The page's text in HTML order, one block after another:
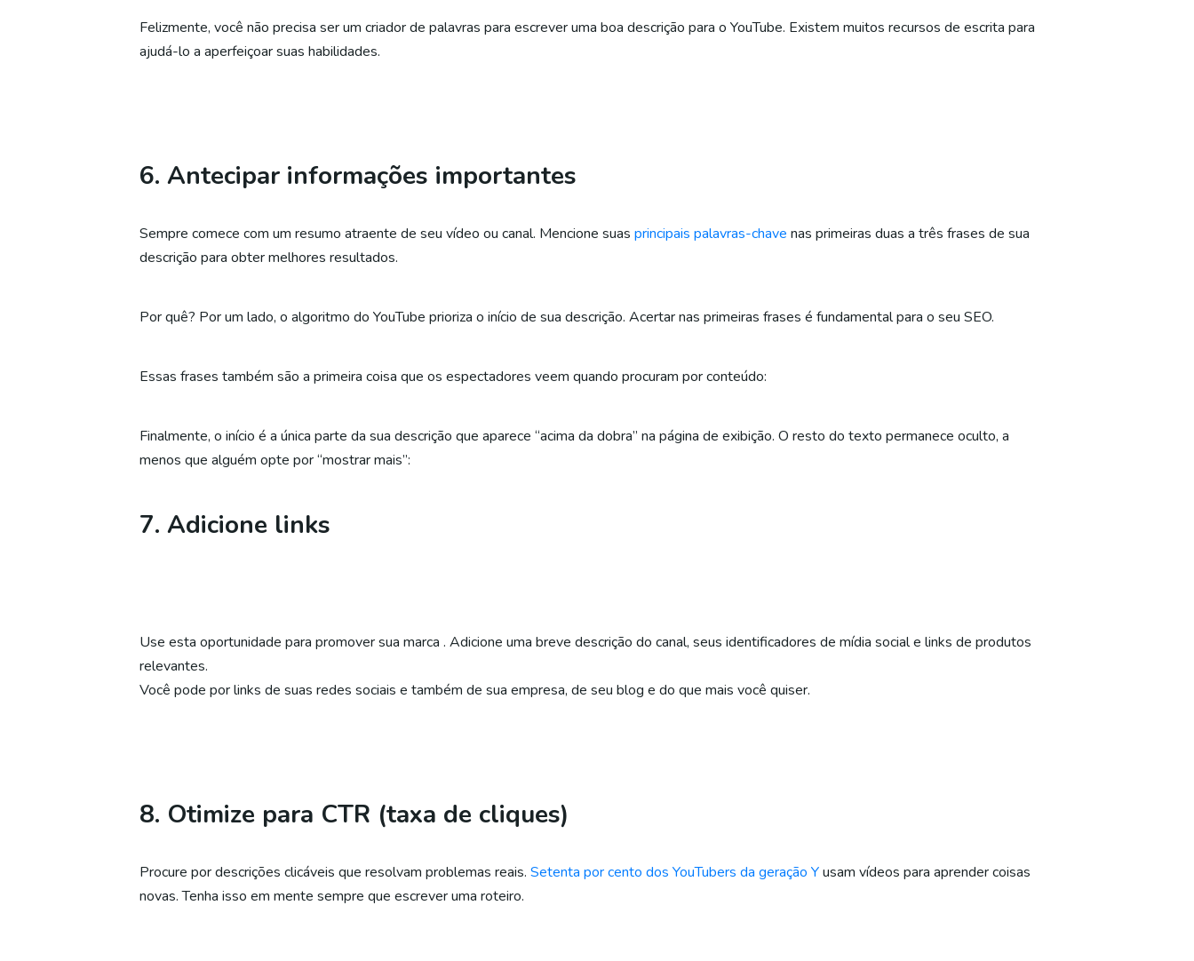
Felizmente, você não precisa ser um criador de palavras para escrever uma boa descrição para o YouTube. Existem muitos recursos de escrita para
ajudá-lo a aperfeiçoar suas habilidades.
6. Antecipar informações importantes
Sempre comece com um resumo atraente de seu vídeo ou canal. Mencione suas principais palavras-chave nas primeiras duas a três frases de sua
descrição para obter melhores resultados.
Por quê? Por um lado, o algoritmo do YouTube prioriza o início de sua descrição. Acertar nas primeiras frases é fundamental para o seu SEO.
Essas frases também são a primeira coisa que os espectadores veem quando procuram por conteúdo:
Finalmente, o início é a única parte da sua descrição que aparece “acima da dobra” na página de exibição. O resto do texto permanece oculto, a
menos que alguém opte por “mostrar mais”:
7. Adicione links
Use esta oportunidade para promover sua marca . Adicione uma breve descrição do canal, seus identificadores de mídia social e links de produtos
relevantes.
Você pode por links de suas redes sociais e também de sua empresa, de seu blog e do que mais você quiser.
8. Otimize para CTR (taxa de cliques)
Procure por descrições clicáveis ​​que resolvam problemas reais. Setenta por cento dos YouTubers da geração Yusam vídeos para aprender coisas
novas. Tenha isso em mente sempre que escrever uma roteiro.